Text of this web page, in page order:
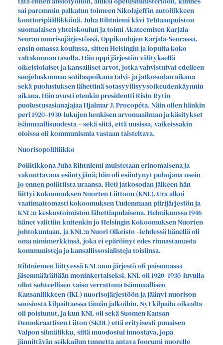
sai paremmin palkatun toimeen Nikolajeffin autoliikkeen
konttoripäällikkönä. Juha Rihtniemi kävi Tehtaanpuiston
suomalaisen yhteiskoulun ja toimi Akateemisen Karjala-
Seuran nuorisojärjestössä, Oppikoulujen Karjala-Seurassa,
ensin omassa koulussa, sitten Helsingin ja lopulta koko
valtakunnan tasolla. Hän oppi järjestön välityksellä
oikeistolaiset ja kansalliset arvot, jotka vahvistuivat edelleen
suojeluskunnan sotilaspoikana talvi- ja jatkosodan aikana
sekä puolustuksen lähettinä sotasyyllisyysoikeudenkäynnin
aikana. Hän avusti etenkin presidentti Risto Rytin
puolustusasianajajaa Hjalmar J. Procopéta. Näin ollen hänkin
peri 1920–1930-lukujen henkisen arvomaailman ja käsitykset
isänmaallisuudesta – sekä siitä, että uusissa, vaikeissakin
oloissa oli kommunismia vastaan taisteltava.
Nuorisopoliitiikko
Poliitikkona Juha Rihtniemi muistetaan erinomaisena ja
vakuuttavana esiintyjänä; hän oli esiintynyt puhujana usein
jo ennen poliittista uraansa. Heti jatkosodan jälkeen hän
liittyi Kokoomuksen Nuorten Liittoon (KNL). Ura alkoi
vaatimattomasti kokoomuksen Uudenmaan piirijärjestön ja
KNL:n keskustoimiston lähettiapulaisena. Helmikuussa 1946
hänet valittiin kuitenkin jo Helsingin Kokoomuksen Nuorten
johtokuntaan, ja KNL:n Nuori Oikeisto –lehdessä hänellä oli
oma nimimerkkinsä, joka ei epäröinyt edes rinnastamasta
kommunisteja ja kansallissosialisteja toisiinsa.
Rihtniemen liittyessä KNL:oon järjestö oli paisumassa
jäsenmäärältään moninkertaiseksi. KNL oli 1920–1930-luvulla
ollut suhteellisen vaisu verrattuna Isänmaallisen
Kansanliikkeen (IKL) nuorisojärjestöön ja jäänyt nuorison
suosiosta kilpailtaessa tämän jalkoihin. Nyt kilpailu oikealta
oli poistunut, ja kun KNL oli sekä Suomen Kansan
Demokraattisen Liiton (SKDL) että erityisesti punaisen
Valpon silmätikku, siitä muodostui innostava, jopa
jännittävän seikkailun tunnetta antava foorumi nuorelle